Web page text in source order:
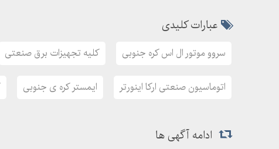
عبارات کلیدی
سروو موتور ال اس کره جنوبی کلیه تجهیزات برق صنعتی
اتوماسیون صنعتی ارکا اینورتر ایمستر کره ی جنوبی
ادامه آگهی ها